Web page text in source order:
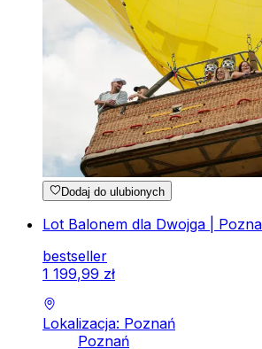
Dodaj do ulubionych
Lot Balonem dla Dwojga |
bestseller
1 199,99 zł
Lokalizacja: Poznań
Poznań